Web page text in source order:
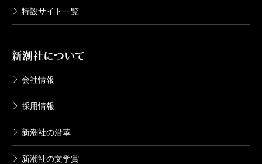
特設サイト一覧
新潮社について
会社情報
採用情報
新潮社の沿革
新潮社の文学賞